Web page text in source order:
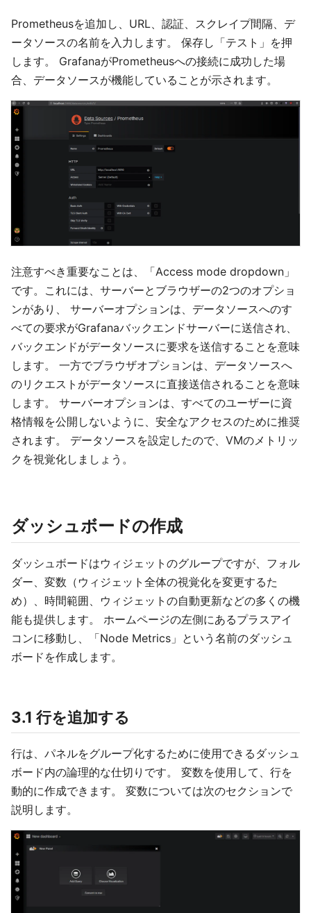
Prometheusを追加し、URL、認証、スクレイプ間隔、デ
ータソースの名前を入力します。 保存し「テスト」を押
します。 GrafanaがPrometheusへの接続に成功した場
合、データソースが機能していることが示されます。
注意すべき重要なことは、「Access mode dropdown」
です。これには、サーバーとブラウザーの2つのオプショ
ンがあり、 サーバーオプションは、データソースへのす
べての要求がGrafanaバックエンドサーバーに送信され、
バックエンドがデータソースに要求を送信することを意味
します。 一方でブラウザオプションは、データソースへ
のリクエストがデータソースに直接送信されることを意味
します。 サーバーオプションは、すべてのユーザーに資
格情報を公開しないように、安全なアクセスのために推奨
されます。 データソースを設定したので、VMのメトリッ
クを視覚化しましょう。
ダッシュボードの作成
ダッシュボードはウィジェットのグループですが、フォル
ダー、変数（ウィジェット全体の視覚化を変更するた
め）、時間範囲、ウィジェットの自動更新などの多くの機
能も提供します。 ホームページの左側にあるプラスアイ
コンに移動し、「Node Metrics」という名前のダッシュ
ボードを作成します。
3.1 行を追加する
行は、パネルをグループ化するために使用できるダッシュ
ボード内の論理的な仕切りです。 変数を使用して、行を
動的に作成できます。 変数については次のセクションで
説明します。